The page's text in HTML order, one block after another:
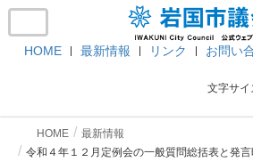
HOME 最新情報 リンク お問い
文字サイ
HOME
最新情報
令和４年１２月定例会の一般質問総括表と発